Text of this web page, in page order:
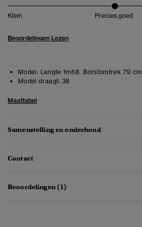
Klein Precies goed
Beoordelingen Lezen
Model: Lengte 1m68. Borstomtrek 79 cm
Model draagt: 38
Maattabel
Samenstelling en onderhoud
Contact
Beoordelingen (1)